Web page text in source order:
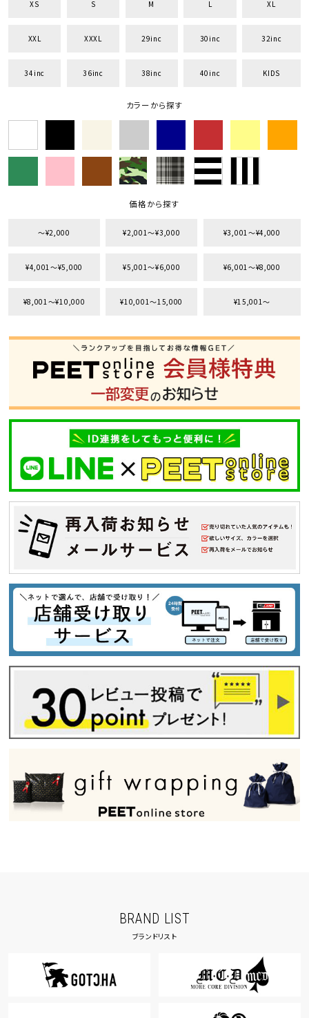
円 ～
サイズ
XL
XXL
XXXL
29inc
30inc
32inc
34inc
36inc
38inc
KIDS
カラー
tune 絞り込んで検索する
XS S M L XL
XXL XXXL 29inc 30inc 32inc
34inc 36inc 38inc 40inc KIDS
カラーから探す
価格から探す
〜¥2,000 ¥2,001〜¥3,000 ¥3,001〜¥4,000
¥4,001〜¥5,000 ¥5,001〜¥6,000 ¥6,001〜¥8,000
¥8,001〜¥10,000 ¥10,001〜15,000 ¥15,001〜
BRAND LIST
ブランドリスト